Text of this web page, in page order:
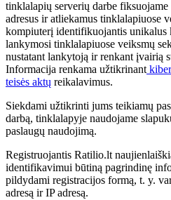
tinklalapių serverių darbe
adresus ir atliekamus tinklalapiuose
kompiuterį identifikuojantis unikalus
lankymosi tinklalapiuose veiksmų
nustatant lankytoją ir renkant įvairią
Informacija renkama užtikrinant
teisės aktų reikalavimus.
Siekdami užtikrinti jums teikiamų
darbą, tinklalapyje naudojame
paslaugų naudojimą.
Registruojantis Ratilio.lt
identifikavimui būtiną pagrindinę
pildydami registracijos formą, t. y.
adresą ir IP adresą.